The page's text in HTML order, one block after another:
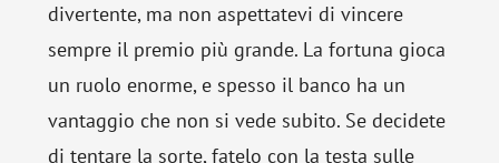
divertente, ma non aspettatevi di vincere
sempre il premio più grande. La fortuna gioca
un ruolo enorme, e spesso il banco ha un
vantaggio che non si vede subito. Se decidete
di tentare la sorte, fatelo con la testa sulle